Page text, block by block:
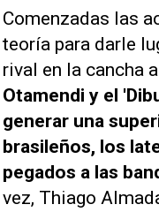
Comenzadas las
teoría para darle
rival en la cancha
Otamendi y el
generar una
brasileños, los
pegados a las
vez, Thiago